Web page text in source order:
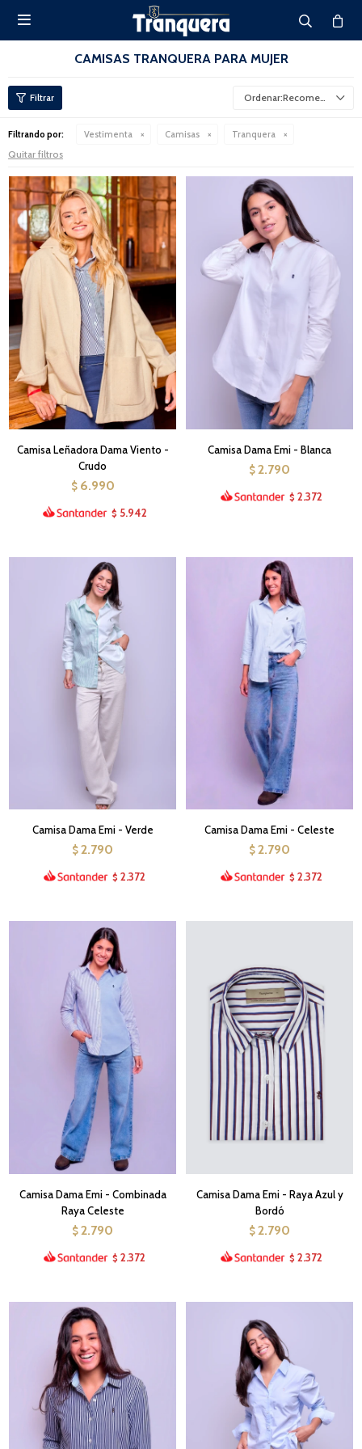

CAMISAS TRANQUERA PARA MUJER
Recomendados
Filtrando por: Vestimenta Camisas Tranquera
Quitar filtros
Camisa Leñadora Dama Viento -
Crudo
$ 6.990
$ 5.942
Camisa Dama Emi - Blanca
$ 2.790
$ 2.372
Camisa Dama Emi - Verde
$ 2.790
$ 2.372
Camisa Dama Emi - Celeste
$ 2.790
$ 2.372
Camisa Dama Emi - Combinada
Raya Celeste
$ 2.790
$ 2.372
Camisa Dama Emi - Raya Azul y
Bordó
$ 2.790
$ 2.372